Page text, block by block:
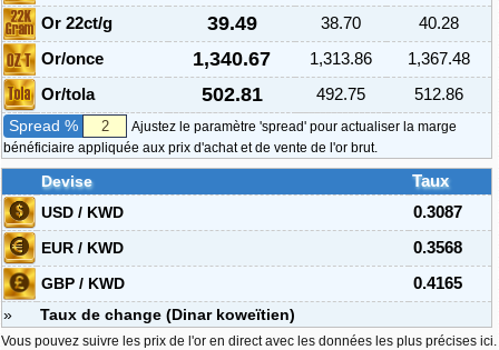
Or 22ct/g
39.49 38.70
40.28
Or/once
1,340.67 1,313.86
1,367.48
Or/tola
502.81 492.75 512.86
Spread %
Ajustez le paramètre 'spread' pour actualiser la marge
bénéficiaire appliquée aux prix d'achat et de vente de l'or brut.
Devise
Taux
USD / KWD
0.3087
EUR / KWD
0.3568
GBP / KWD
0.4165
»
Taux de change (Dinar koweïtien)
Vous pouvez suivre les prix de l'or en direct avec les données les plus précises ici.